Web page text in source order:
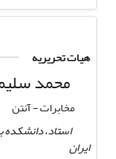
هیات تحریریه
محمد
مخابرات - آنتن
استاد، دانشکده
ایران